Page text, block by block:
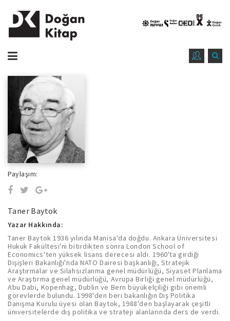
Paylaşım:
Taner Baytok
Yazar Hakkında:
Taner Baytok 1936 yılında Manisa'da doğdu. Ankara Üniversitesi
Hukuk Fakültesi'ni bitirdikten sonra London School of
Economics'ten yüksek lisans derecesi aldı. 1960'ta girdiği
Dışişleri Bakanlığı'nda NATO Dairesi başkanlığı, Stratejik
Araştırmalar ve Silahsızlanma genel müdürlüğü, Siyaset Planlama
ve Araştırma genel müdürlüğü, Avrupa Birliği genel müdürlüğü,
Abu Dabi, Kopenhag, Dublin ve Bern büyükelçiliği gibi önemli
görevlerde bulundu. 1998'den beri bakanlığın Dış Politika
Danışma Kurulu üyesi olan Baytok, 1988'den başlayarak çeşitli
üniversitelerde dış politika ve strateji alanlarında ders de verdi.